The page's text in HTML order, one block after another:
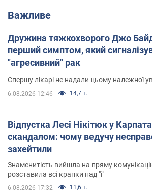
Важливе
Дружина тяжкохворого Джо
перший симптом, який
"агресивний" рак
Спершу лікарі не надали цьому належної
6.08.2026 12:46 14,7 т.
Відпустка Лесі Нікітюк у
скандалом: чому ведучу
захейтили
Знаменитість вийшла на пряму
розставила всі крапки над "і"
6.08.2026 17:32 11,6 т.